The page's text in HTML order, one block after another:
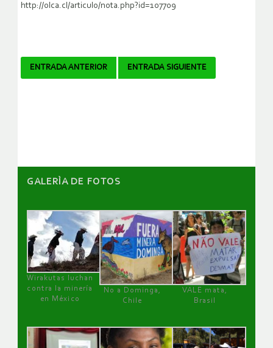
http://olca.cl/articulo/nota.php?id=107709
Navegador
ENTRADA ANTERIOR ENTRADA SIGUIENTE
GALERÌA DE FOTOS
Wirakutas luchan
contra la minería
en México
No a Dominga,
Chile
VALE mata,
Brasil